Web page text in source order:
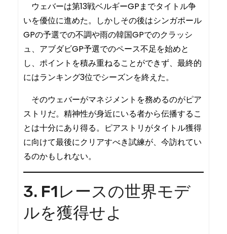
ウェバーは第13戦ベルギーGPまでタイトル争
いを優位に進めた。しかしその後はシンガポール
GPの予選での不調や雨の韓国GPでのクラッシ
ュ、アブダビGP予選でのペース不足を始めと
し、ポイントを積み重ねることができず、最終的
にはランキング3位でシーズンを終えた。
そのウェバーがマネジメントを務めるのがピア
ストリだ。精神性が身近にいる者から伝播するこ
とは十分にあり得る。ピアストリがタイトル獲得
に向けて最後にクリアすべき試練が、今訪れてい
るのかもしれない。
3. F1レースの世界モデ
ルを獲得せよ